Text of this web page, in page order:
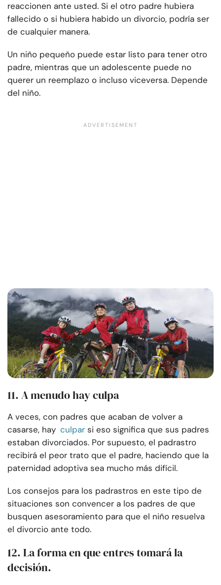
reaccionen ante usted. Si el otro padre hubiera
fallecido o si hubiera habido un divorcio, podría ser
de cualquier manera.
Un niño pequeño puede estar listo para tener otro
padre, mientras que un adolescente puede no
querer un reemplazo o incluso viceversa. Depende
del niño.
11. A menudo hay culpa
A veces, con padres que acaban de volver a
casarse, hay culpar si eso significa que sus padres
estaban divorciados. Por supuesto, el padrastro
recibirá el peor trato que el padre, haciendo que la
paternidad adoptiva sea mucho más difícil.
Los consejos para los padrastros en este tipo de
situaciones son convencer a los padres de que
busquen asesoramiento para que el niño resuelva
el divorcio ante todo.
12. La forma en que entres tomará la
decisión.